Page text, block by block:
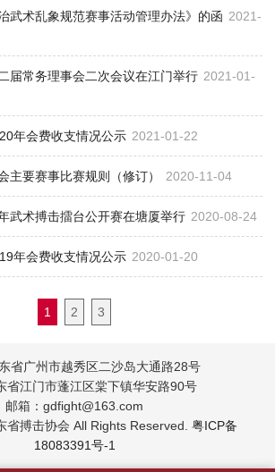
武术乱象规范赛事活动管理办法》的函 2021-
届常务理事会二次会议在江门举行 2021-01-
年会费收支情况公示 2021-01-22
主要赛事比赛规则（修订） 2020-11-04
武术搏击擂台公开赛在塘厦举行 2020-08-24
年会费收支情况公示 2020-01-20
1 2 3
省广州市越秀区二沙岛大通路28号
门市蓬江区棠下镇华安路90号
邮箱：gdfight@163.com
搏击协会 All Rights Reserved. 粤ICP备
18083391号-1